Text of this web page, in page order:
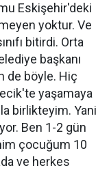
Eskişehir'deki
yoktur. Ve
bitirdi. Orta
başkanı
de böyle. Hiç
yaşamaya
birlikteyim. Yani
Ben 1-2 gün
çocuğum 10
ve herkes